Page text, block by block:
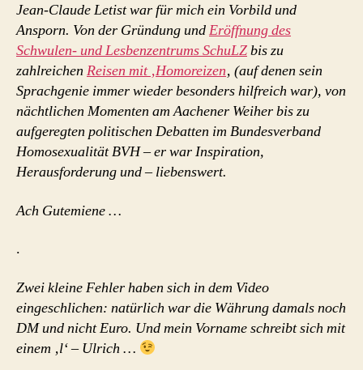
Jean-Claude Letist war für mich ein Vorbild und
Ansporn. Von der Gründung undEröffnung des
Schwulen- und Lesbenzentrums SchuLZbis zu
zahlreichen Reisen mit ‚Homoreizen‚ (auf denen sein
Sprachgenie immer wieder besonders hilfreich war), von
nächtlichen Momenten am Aachener Weiher bis zu
aufgeregten politischen Debatten im Bundesverband
Homosexualität BVH – er war Inspiration,
Herausforderung und – liebenswert.
Ach Gutemiene …
.
Zwei kleine Fehler haben sich in dem Video
eingeschlichen: natürlich war die Währung damals noch
DM und nicht Euro. Und mein Vorname schreibt sich mit
einem ‚l‘ – Ulrich …